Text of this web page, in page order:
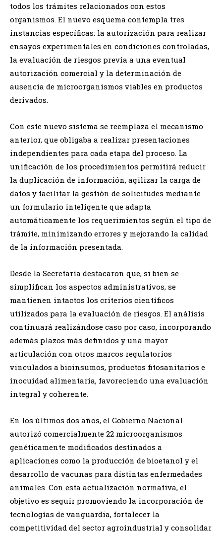
todos los trámites relacionados con estos
organismos. El nuevo esquema contempla tres
instancias específicas: la autorización para realizar
ensayos experimentales en condiciones controladas,
la evaluación de riesgos previa a una eventual
autorización comercial y la determinación de
ausencia de microorganismos viables en productos
derivados.
Con este nuevo sistema se reemplaza el mecanismo
anterior, que obligaba a realizar presentaciones
independientes para cada etapa del proceso. La
unificación de los procedimientos permitirá reducir
la duplicación de información, agilizar la carga de
datos y facilitar la gestión de solicitudes mediante
un formulario inteligente que adapta
automáticamente los requerimientos según el tipo de
trámite, minimizando errores y mejorando la calidad
de la información presentada.
Desde la Secretaría destacaron que, si bien se
simplifican los aspectos administrativos, se
mantienen intactos los criterios científicos
utilizados para la evaluación de riesgos. El análisis
continuará realizándose caso por caso, incorporando
además plazos más definidos y una mayor
articulación con otros marcos regulatorios
vinculados a bioinsumos, productos fitosanitarios e
inocuidad alimentaria, favoreciendo una evaluación
integral y coherente.
En los últimos dos años, el Gobierno Nacional
autorizó comercialmente 22 microorganismos
genéticamente modificados destinados a
aplicaciones como la producción de bioetanol y el
desarrollo de vacunas para distintas enfermedades
animales. Con esta actualización normativa, el
objetivo es seguir promoviendo la incorporación de
tecnologías de vanguardia, fortalecer la
competitividad del sector agroindustrial y consolidar